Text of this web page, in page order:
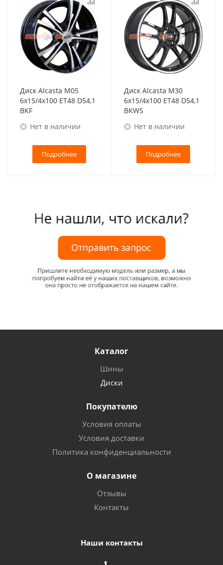
Диск Alcasta M05
6x15/4x100 ET48 D54,1
BKF
Нет в наличии
Подробнее
Диск Alcasta M30
6x15/4x100 ET48 D54,1
BKWS
Нет в наличии
Подробнее
Каталог
Шины
Диски
Покупателю
Условия оплаты
Условия доставки
Политика конфиденциальности
О магазине
Отзывы
Контакты
Наши контакты